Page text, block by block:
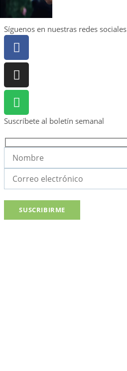
Síguenos en nuestras redes sociales
Suscríbete al boletín semanal